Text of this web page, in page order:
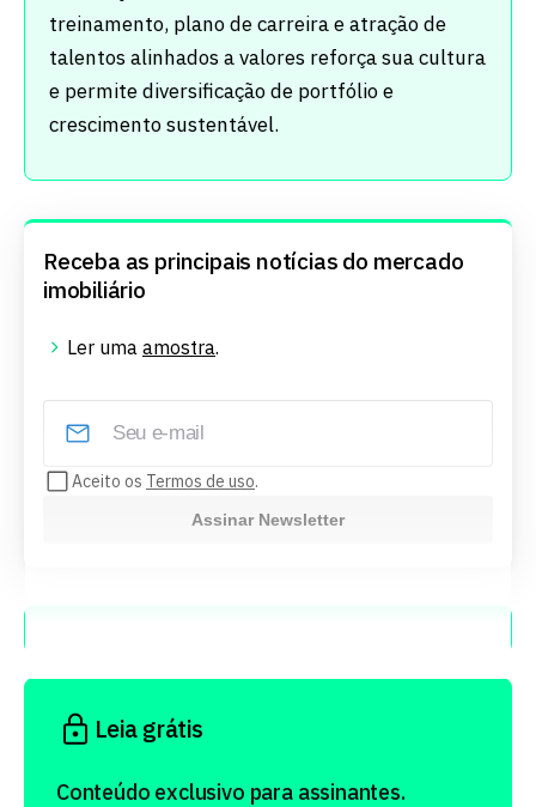
treinamento, plano de carreira e atração de
talentos alinhados a valores reforça sua cultura
e permite diversificação de portfólio e
crescimento sustentável.
Receba as principais notícias do mercado
imobiliário
Ler uma amostra.
Aceito os Termos de uso.
Assinar Newsletter
Leia grátis
Conteúdo exclusivo para assinantes.